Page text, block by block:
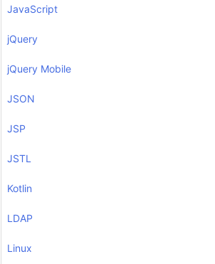
JavaScript
jQuery
jQuery Mobile
JSON
JSP
JSTL
Kotlin
LDAP
Linux